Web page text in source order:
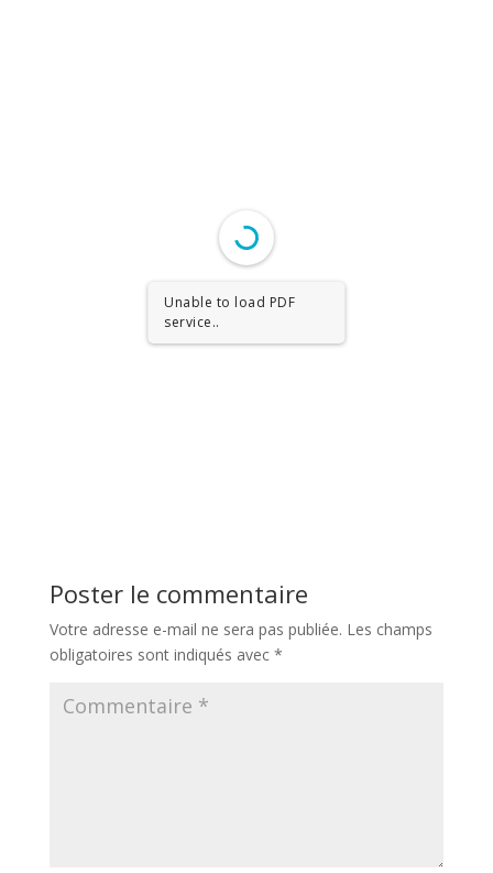
Unable to load PDF
service..
Poster le commentaire
Votre adresse e-mail ne sera pas publiée. Les champs
obligatoires sont indiqués avec *